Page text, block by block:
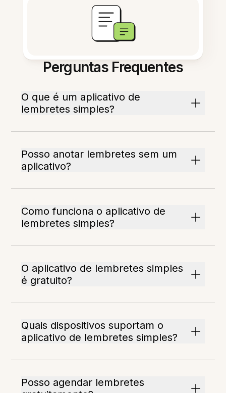
Perguntas Frequentes
O que é um aplicativo de
lembretes simples?
Posso anotar lembretes sem um
aplicativo?
Como funciona o aplicativo de
lembretes simples?
O aplicativo de lembretes simples
é gratuito?
Quais dispositivos suportam o
aplicativo de lembretes simples?
Posso agendar lembretes